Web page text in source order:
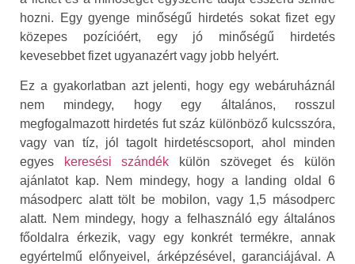
hozni. Egy gyenge minőségű hirdetés sokat fizet egy
közepes pozícióért, egy jó minőségű hirdetés
kevesebbet fizet ugyanazért vagy jobb helyért.
Ez a gyakorlatban azt jelenti, hogy egy webáruháznál
nem mindegy, hogy egy általános, rosszul
megfogalmazott hirdetés fut száz különböző kulcsszóra,
vagy van tíz, jól tagolt hirdetéscsoport, ahol minden
egyes
keresési szándék külön szöveget és külön
ajánlatot kap. Nem mindegy, hogy a landing oldal 6
másodperc alatt tölt be mobilon, vagy 1,5 másodperc
alatt. Nem mindegy, hogy a felhasználó egy általános
főoldalra érkezik, vagy egy konkrét termékre, annak
egyértelmű előnyeivel, árképzésével, garanciájával. A